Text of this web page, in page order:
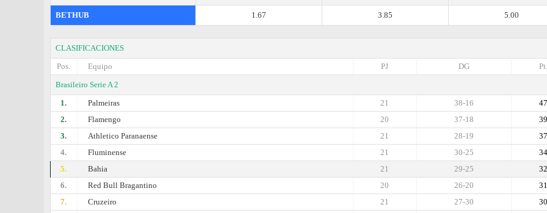
BETHUB 5.00
3.85
1.67
CLASIFICACIONES
Pos.
Equipo Pt.
DG
PJ
Brasileiro Serie A 2
1.
Palmeiras 47
38-16
21
2.
Flamengo 39
37-18
20
3.
Athletico Paranaense 37
28-19
21
4.
Fluminense 34
30-25
21
5.
Bahia 32
29-25
21
6.
Red Bull Bragantino 31
26-20
20
7.
Cruzeiro 30
27-30
21